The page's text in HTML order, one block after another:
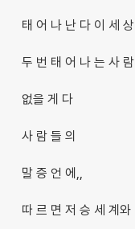
태 어 나 난 다 이 세 상
두 번 태 어 나 는 사 람
없을 게 다
사 람 들 의
말 증 언 에,,
따 르 면 저 승 세 계와